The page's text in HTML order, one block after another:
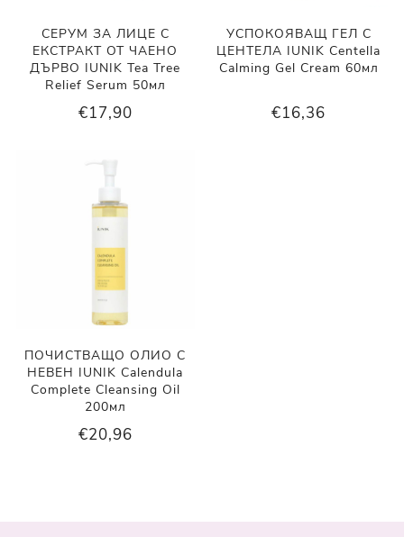
СЕРУМ ЗА ЛИЦЕ С
ЕКСТРАКТ ОТ ЧАЕНО
ДЪРВО IUNIK Tea Tree
Relief Serum 50мл
€17,90
УСПОКОЯВАЩ ГЕЛ С
ЦЕНТЕЛА IUNIK Centella
Calming Gel Cream 60мл
€16,36
ПОЧИСТВАЩО ОЛИО С
НЕВЕН IUNIK Calendula
Complete Cleansing Oil
200мл
€20,96